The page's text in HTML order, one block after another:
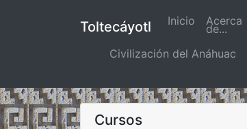
Toltecáyotl Inicio (actual)
Acerca
de...
Civilización del Anáhuac
Cursos